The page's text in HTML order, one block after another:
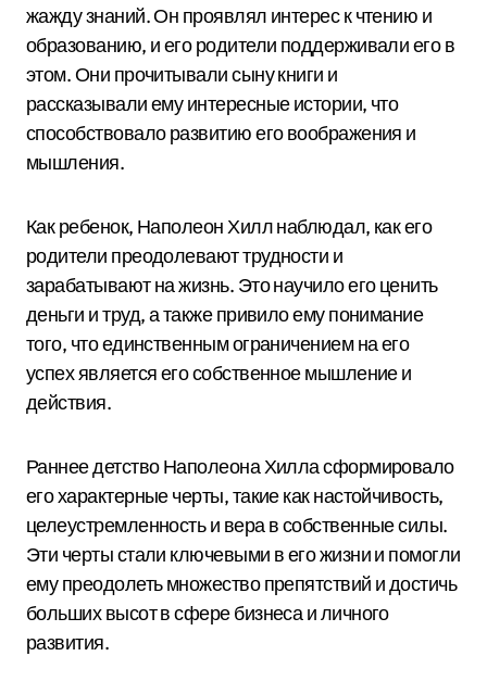
жажду знаний. Он проявлял интерес к чтению и
образованию, и его родители поддерживали его в
этом. Они прочитывали сыну книги и
рассказывали ему интересные истории, что
способствовало развитию его воображения и
мышления.
Как ребенок, Наполеон Хилл наблюдал, как его
родители преодолевают трудности и
зарабатывают на жизнь. Это научило его ценить
деньги и труд, а также привило ему понимание
того, что единственным ограничением на его
успех является его собственное мышление и
действия.
Раннее детство Наполеона Хилла сформировало
его характерные черты, такие как настойчивость,
целеустремленность и вера в собственные силы.
Эти черты стали ключевыми в его жизни и помогли
ему преодолеть множество препятствий и достичь
больших высот в сфере бизнеса и личного
развития.